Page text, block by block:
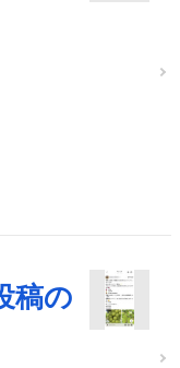
稿の